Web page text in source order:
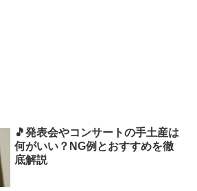
🎵発表会やコンサートの手土産は
何がいい？NG例とおすすめを徹
底解説